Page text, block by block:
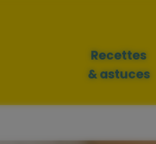
Recettes
& astuces